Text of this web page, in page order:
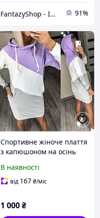
FantazyShop - Інтернет магазин товарів для всіх і кожного 91%
Спортивне жіноче плаття
з капюшоном на осінь
В наявності
від 167₴/міс
1 000₴